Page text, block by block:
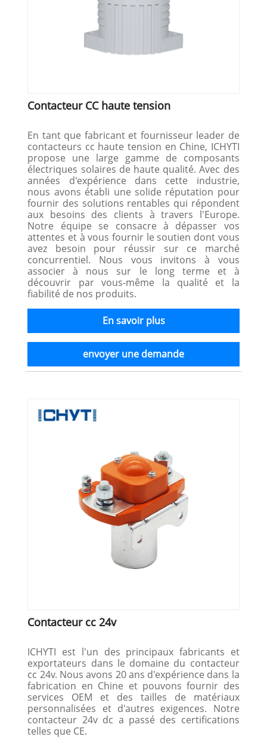
Contacteur CC haute tension
En tant que fabricant et fournisseur leader de
contacteurs cc haute tension en Chine, ICHYTI
propose une large gamme de composants
électriques solaires de haute qualité. Avec des
années d'expérience dans cette industrie,
nous avons établi une solide réputation pour
fournir des solutions rentables qui répondent
aux besoins des clients à travers l'Europe.
Notre équipe se consacre à dépasser vos
attentes et à vous fournir le soutien dont vous
avez besoin pour réussir sur ce marché
concurrentiel. Nous vous invitons à vous
associer à nous sur le long terme et à
découvrir par vous-même la qualité et la
fiabilité de nos produits.
En savoir plus
envoyer une demande
Contacteur cc 24v
ICHYTI est l'un des principaux fabricants et
exportateurs dans le domaine du contacteur
cc 24v. Nous avons 20 ans d'expérience dans la
fabrication en Chine et pouvons fournir des
services OEM et des tailles de matériaux
personnalisées et d'autres exigences. Notre
contacteur 24v dc a passé des certifications
telles que CE.